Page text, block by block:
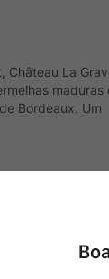
Château La
maduras
Bordeaux. Um
cordeiro,